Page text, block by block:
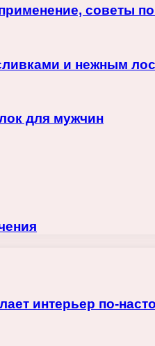
советы
и нежным
для мужчин
интерьер по-